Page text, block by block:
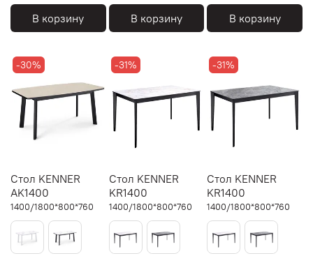
В корзину В корзину В корзину
-30%
Стол KENNER
AK1400
1400/1800*800*760
-31%
Стол KENNER
KR1400
1400/1800*800*760
-31%
Стол KENNER
KR1400
1400/1800*800*760